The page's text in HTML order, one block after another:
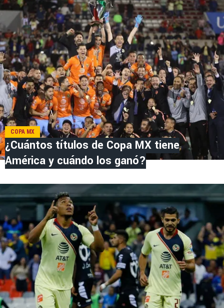
COPA MX
¿Cuántos títulos de Copa MX tiene
América y cuándo los ganó?